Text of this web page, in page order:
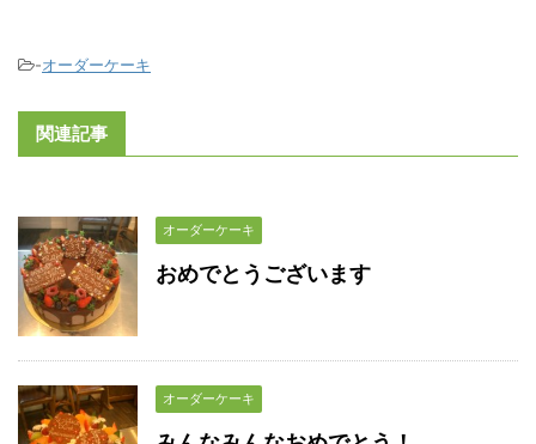
-オーダーケーキ
関連記事
オーダーケーキ
おめでとうございます
オーダーケーキ